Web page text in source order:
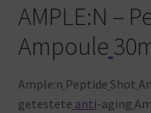
AMPLE:N –
Ampoule
Ample:n Peptide Shot
getestete anti-aging